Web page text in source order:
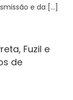
e da […]
Fuzil e
de